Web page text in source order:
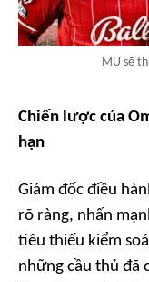
MU sẽ
Chiến lược của
hạn
Giám đốc điều
rõ ràng, nhấn
tiêu thiếu kiểm
những cầu thủ đã